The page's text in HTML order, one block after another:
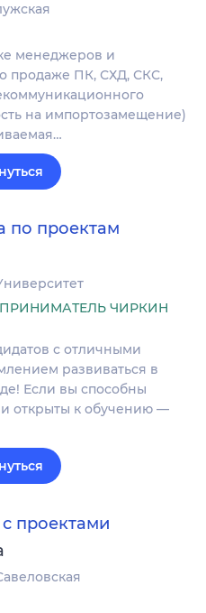
менеджеров и
продаже ПК, СХД, СКС,
на импортозамещение)
по проектам
ЧИРКИН
с отличными
развиваться в
Если вы способны
открыты к обучению —
проектами